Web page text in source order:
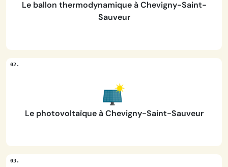
Le ballon thermodynamique à Chevigny-Saint-
Sauveur
Le photovoltaïque à Chevigny-Saint-Sauveur